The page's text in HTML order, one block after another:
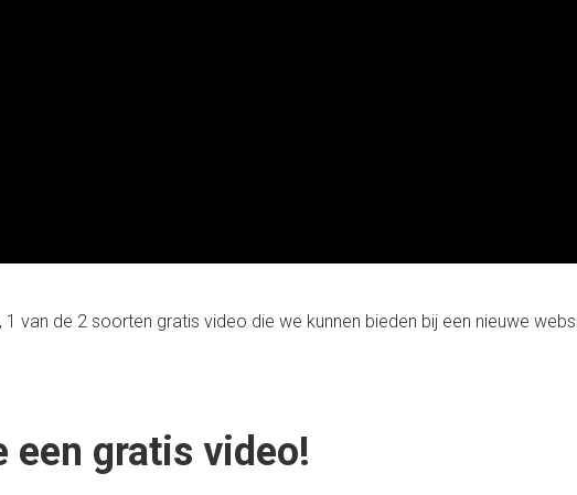
van de 2 soorten gratis video die we kunnen bieden bij een nieuwe
een gratis video!